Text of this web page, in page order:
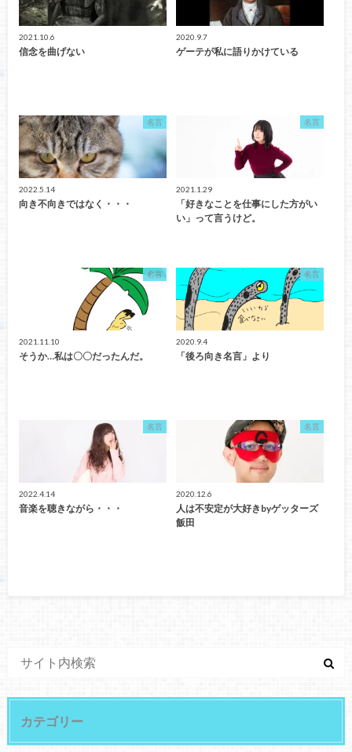
2021.10.6
信念を曲げない
2020.9.7
ゲーテが私に語りかけている
名言
2022.5.14
向き不向きではなく・・・
名言
2021.1.29
「好きなことを仕事にした方がい
い」って言うけど。
名言
2021.11.10
そうか…私は〇〇だったんだ。
名言
2020.9.4
「後ろ向き名言」より
名言
2022.4.14
音楽を聴きながら・・・
名言
2020.12.6
人は不安定が大好きbyゲッターズ
飯田
カテゴリー